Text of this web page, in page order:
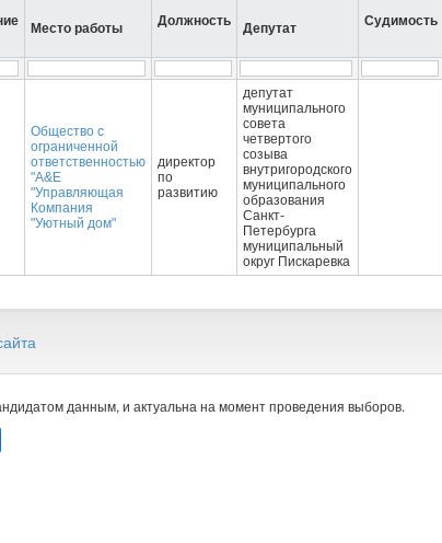
Место работы Должность Депутат Судимость
Общество с
ограниченной
ответственностью
"A&E
"Управляющая
Компания
"Уютный дом"
директор
по
развитию
депутат
муниципального
совета
четвертого
созыва
внутригородского
муниципального
образования
Санкт-
Петербурга
муниципальный
округ Пискаревка
данным, и актуальна на момент проведения выборов.